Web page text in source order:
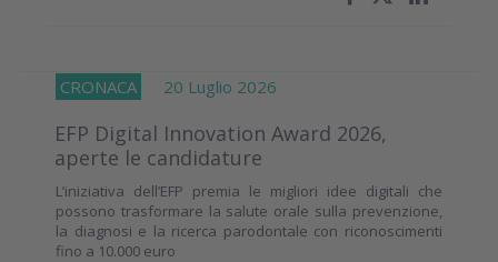
CRONACA 20 Luglio 2026
EFP Digital Innovation Award 2026,
aperte le candidature
L’iniziativa dell’EFP premia le migliori idee digitali che
possono trasformare la salute orale sulla prevenzione,
la diagnosi e la ricerca parodontale con riconoscimenti
fino a 10.000 euro